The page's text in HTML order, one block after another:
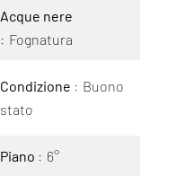
Acque nere
Fognatura
Condizione
Buono
stato
Piano 6°